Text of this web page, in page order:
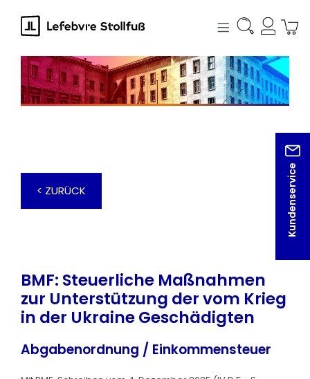
springen
Kundenservice
< ZURÜCK
BMF: Steuerliche Maßnahmen
zur Unterstützung der vom Krieg
in der Ukraine Geschädigten
Abgabenordnung / Einkommensteuer